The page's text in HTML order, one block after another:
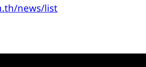
news/list